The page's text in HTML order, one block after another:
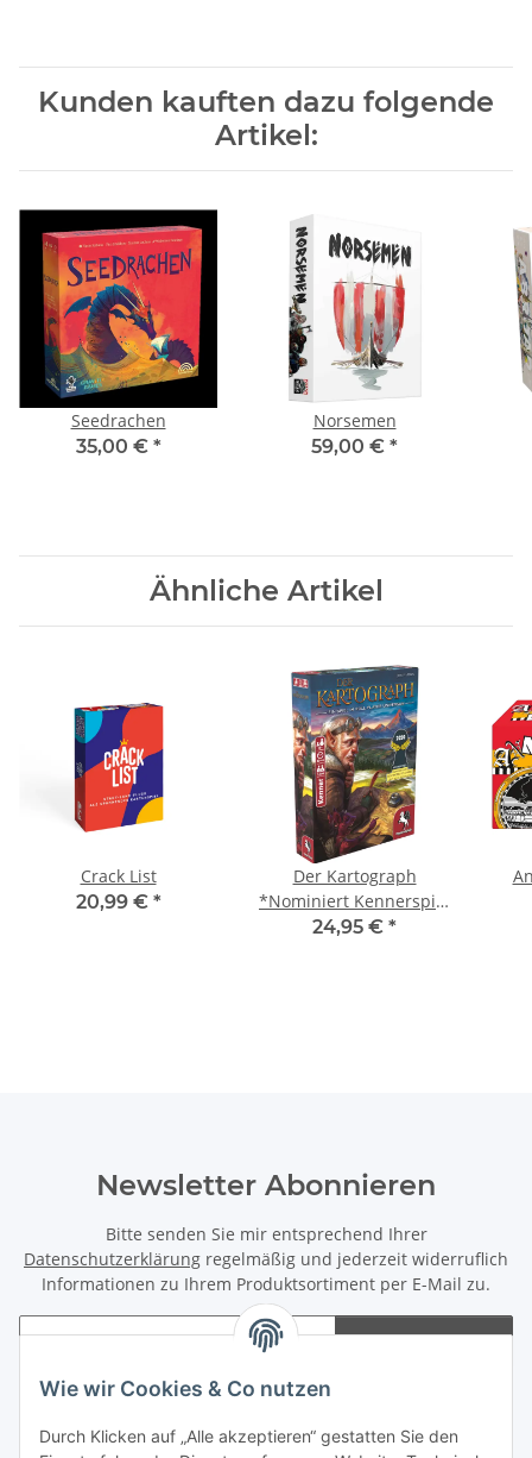
Wie wir Cookies & Co nutzen
Durch Klicken auf „Alle akzeptieren“ gestatten Sie den
Kunden kauften dazu folgende
Artikel:
Seedrachen
35,00 € *
Norsemen
59,00 € *
Ähnliche Artikel
Crack List
20,99 € *
Der Kartograph
*Nominiert Kennerspiel
des Jahres 2020*
24,95 € *
Newsletter Abonnieren
Bitte senden Sie mir entsprechend Ihrer
Datenschutzerklärung regelmäßig und jederzeit widerruflich
Informationen zu Ihrem Produktsortiment per E-Mail zu.
Abonnieren
Newsletter Abonnieren
Informationen